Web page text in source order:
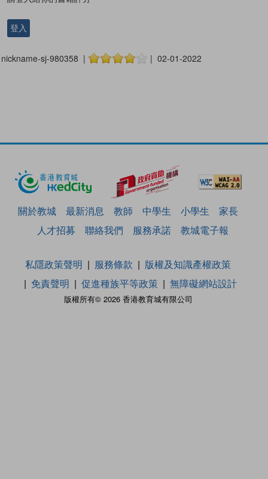
登入
nickname-sj-980358 | | 02-01-2022
關於教城 最新消息 教師 中學生 小學生
家長
人才招募
聯絡我們 服務承諾 教城電子報
版權所有© 2026 香港教育城有限公司
私隱政策聲明 服務條款
版權及知識產權政策
免責聲明
促進種族平等政策 無障礙網站設計